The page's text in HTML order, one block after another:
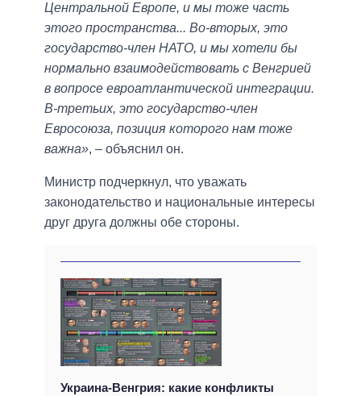
Центральной Европе, и мы тоже часть
этого пространства... Во-вторых, это
государство-член НАТО, и мы хотели бы
нормально взаимодействовать с Венгрией
в вопросе евроатлантической интеграции.
В-третьих, это государство-член
Евросоюза, позиция которого нам тоже
важна», – объяснил он.
Министр подчеркнул, что уважать
законодательство и национальные интересы
друг друга должны обе стороны.
Украина-Венгрия: какие конфликты